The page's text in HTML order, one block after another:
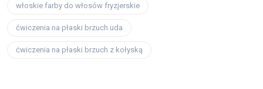
włoskie farby do włosów fryzjerskie
ćwiczenia na płaski brzuch uda
ćwiczenia na płaski brzuch z kołyską